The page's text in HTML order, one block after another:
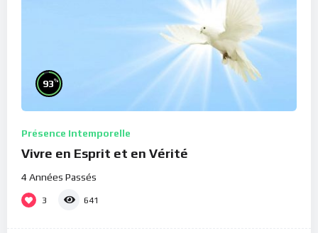
93%
Présence Intemporelle
Vivre en Esprit et en Vérité
4 Années Passés
3 641